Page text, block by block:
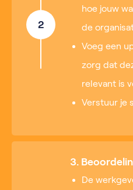
2
hoe jouw
de
Voeg een
zorg dat
relevant is
Verstuur je
3.
De